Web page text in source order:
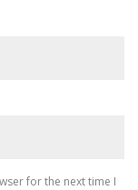
for the next time I